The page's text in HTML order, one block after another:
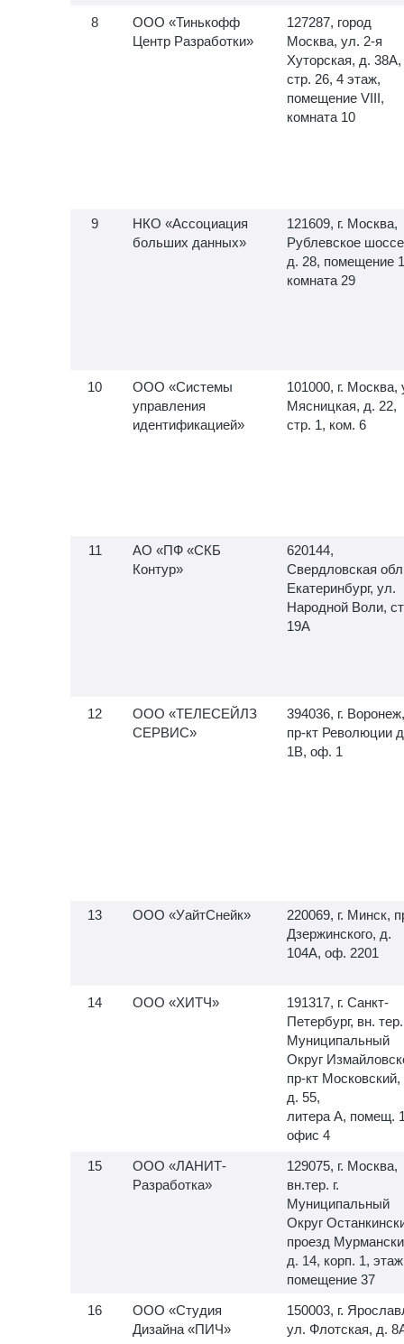
ООО «Тинькофф
Центр Разработки»
127287, город
Москва, ул. 2-я
Хуторская, д. 38А,
стр. 26, 4 этаж,
помещение VIII,
комната 10
НКО «Ассоциация
больших данных»
121609, г. Москва,
Рублевское
д. 28, помещение
комната 29
ООО «Системы
управления
идентификацией»
101000, г. Москва,
Мясницкая, д. 22,
стр. 1, ком. 6
АО «ПФ «СКБ
Контур»
620144,
Свердловская
Екатеринбург, ул.
Народной Воли,
19А
ООО «ТЕЛЕСЕЙЛЗ
СЕРВИС»
394036, г. Воронеж,
пр-кт Революции
1В, оф. 1
ООО «УайтСнейк»
220069, г. Минск,
Дзержинского, д.
104А, оф. 2201
ООО «ХИТЧ»
191317, г. Санкт-
Петербург, вн. тер.
Муниципальный
Округ
пр-кт Московский,
д. 55,
литера А, помещ.
офис 4
ООО «ЛАНИТ-
Разработка»
129075, г. Москва,
вн.тер. г.
Муниципальный
Округ
проезд
д. 14, корп. 1,
помещение 37
ООО «Студия
Дизайна «ПИЧ»
150003, г.
ул. Флотская, д.